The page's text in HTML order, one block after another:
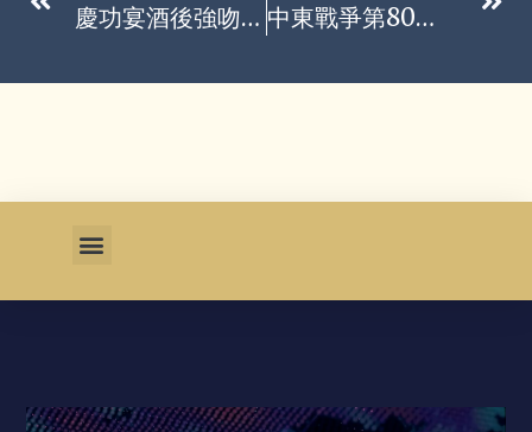
慶功宴酒後強吻還摳男同事菊花 挨告急掏70萬元和解換免坐牢 中東戰爭第80天》川普稱美伊談判有正面進展 最新發展一次看